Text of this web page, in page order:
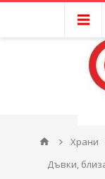
Храни
Дъвки,